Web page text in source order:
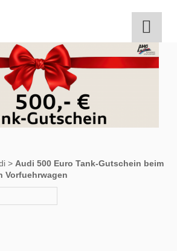
> Audi 500 Euro Tank-Gutschein beim
Vorfuehrwagen